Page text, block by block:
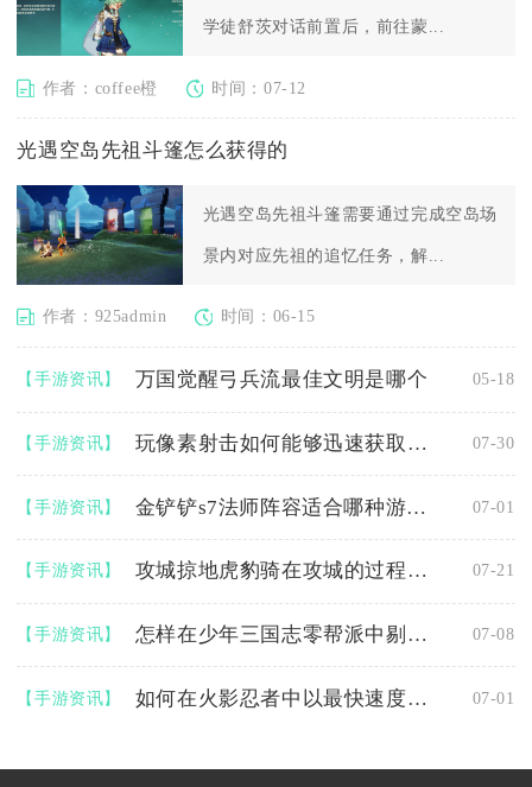
学徒舒茨对话前置后，前往蒙...
作者：coffee橙 时间：07-12
光遇空岛先祖斗篷怎么获得的
光遇空岛先祖斗篷需要通过完成空岛场
景内对应先祖的追忆任务，解...
作者：925admin 时间：06-15
【手游资讯】 万国觉醒弓兵流最佳文明是哪个 05-18
【手游资讯】 玩像素射击如何能够迅速获取到钻石金币 07-30
【手游资讯】 金铲铲s7法师阵容适合哪种游戏节奏的比赛 07-01
【手游资讯】 攻城掠地虎豹骑在攻城的过程中如何发挥作用 07-21
【手游资讯】 怎样在少年三国志零帮派中剔除成员 07-08
【手游资讯】 如何在火影忍者中以最快速度获取佩恩超天道 07-01